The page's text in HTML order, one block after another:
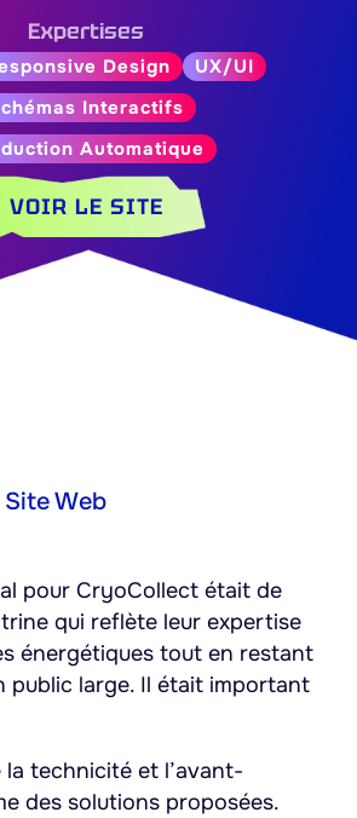
Expertises
Design
UX/UI
Interactifs
Automatique
VOIR LE SITE
| Site Web
pour CryoCollect était de
qui reflète leur expertise
énergétiques tout en restant
public large. Il était important
la technicité et l’avant-
des solutions proposées.